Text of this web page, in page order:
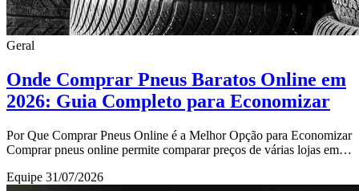
Geral
Onde Comprar Pneus Baratos Online em
2026: Guia Completo para Economizar
Por Que Comprar Pneus Online é a Melhor Opção para Economizar
Comprar pneus online permite comparar preços de várias lojas em
Equipe 31/07/2026